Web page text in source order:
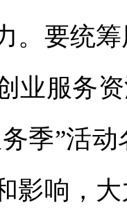
。要统
业服务
季”活
影响，